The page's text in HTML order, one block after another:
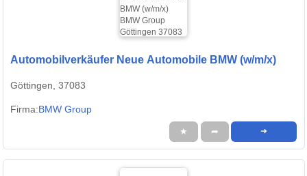
Automobilverkäufer Neue Automobile BMW (w/m/x)
Göttingen, 37083
Firma:BMW Group
★ ➦ ➜